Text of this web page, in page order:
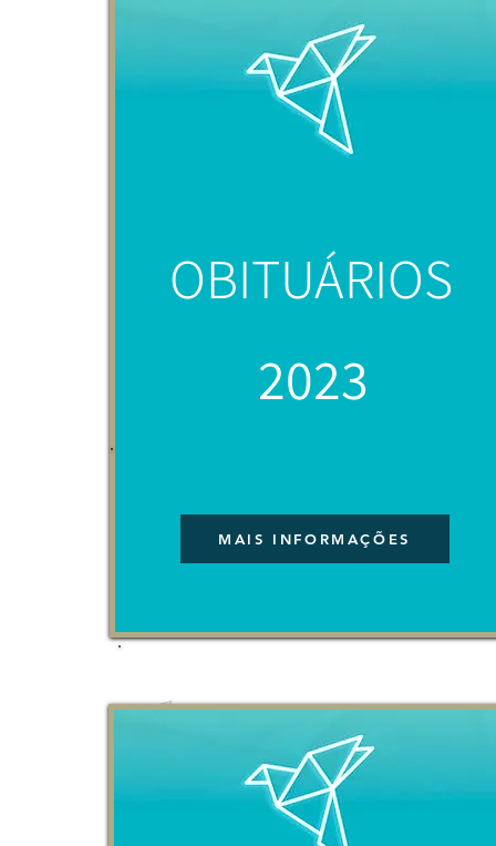
OBITUÁRIOS
2023
MAIS INFORMAÇÕES